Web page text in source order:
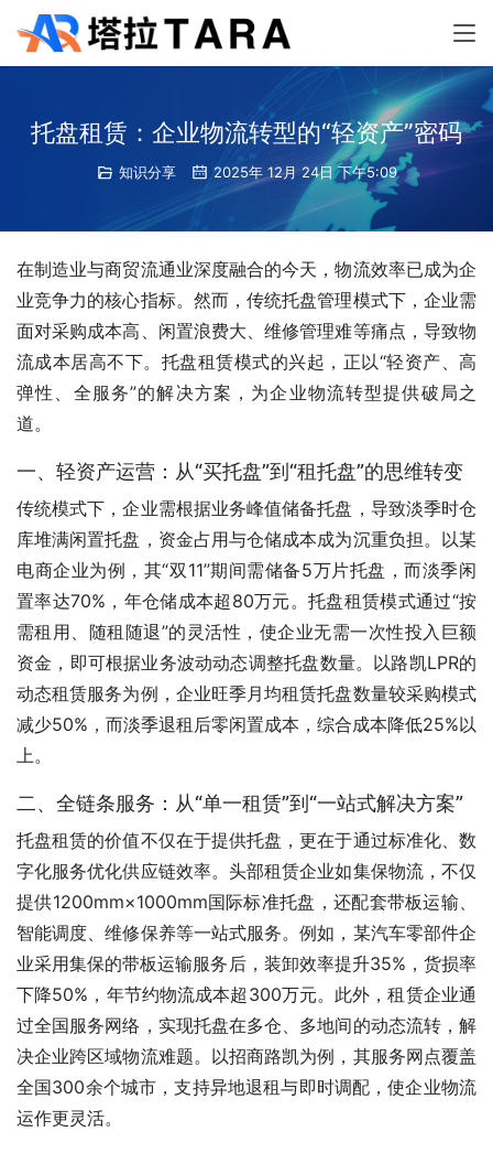
托盘租赁：企业物流转型的“轻资产”密码
知识分享 2025年 12月 24日 下午5:09
在制造业与商贸流通业深度融合的今天，物流效率已成为企
业竞争力的核心指标。然而，传统托盘管理模式下，企业需
面对采购成本高、闲置浪费大、维修管理难等痛点，导致物
流成本居高不下。托盘租赁模式的兴起，正以“轻资产、高
弹性、全服务”的解决方案，为企业物流转型提供破局之
道。
一、轻资产运营：从“买托盘”到“租托盘”的思维转变
传统模式下，企业需根据业务峰值储备托盘，导致淡季时仓
库堆满闲置托盘，资金占用与仓储成本成为沉重负担。以某
电商企业为例，其“双11”期间需储备5万片托盘，而淡季闲
置率达70%，年仓储成本超80万元。托盘租赁模式通过“按
需租用、随租随退”的灵活性，使企业无需一次性投入巨额
资金，即可根据业务波动动态调整托盘数量。以路凯LPR的
动态租赁服务为例，企业旺季月均租赁托盘数量较采购模式
减少50%，而淡季退租后零闲置成本，综合成本降低25%以
上。
二、全链条服务：从“单一租赁”到“一站式解决方案”
托盘租赁的价值不仅在于提供托盘，更在于通过标准化、数
字化服务优化供应链效率。头部租赁企业如集保物流，不仅
提供1200mm×1000mm国际标准托盘，还配套带板运输、
智能调度、维修保养等一站式服务。例如，某汽车零部件企
业采用集保的带板运输服务后，装卸效率提升35%，货损率
下降50%，年节约物流成本超300万元。此外，租赁企业通
过全国服务网络，实现托盘在多仓、多地间的动态流转，解
决企业跨区域物流难题。以招商路凯为例，其服务网点覆盖
全国300余个城市，支持异地退租与即时调配，使企业物流
运作更灵活。